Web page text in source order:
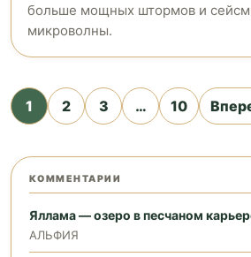
больше мощных штормов и
микроволны.
Пагинация
записей
1 2 3 … 10
КОММЕНТАРИИ
Яллама — озеро в песчаном
АЛЬФИЯ